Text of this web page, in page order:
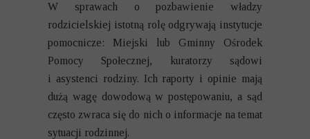
W sprawach o pozbawienie władzy
rodzicielskiej istotną rolę odgrywają instytucje
pomocnicze: Miejski lub Gminny Ośrodek
Pomocy Społecznej, kuratorzy sądowi
i asystenci rodziny. Ich raporty i opinie mają
dużą wagę dowodową w postępowaniu, a sąd
często zwraca się do nich o informacje na temat
sytuacji rodzinnej.